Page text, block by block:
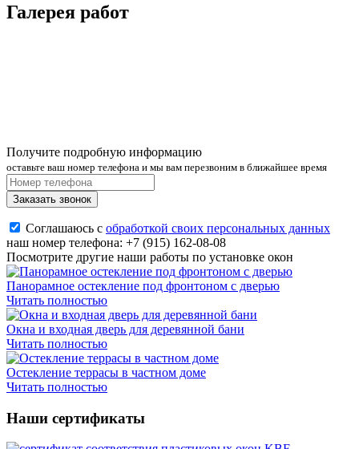
Галерея работ
Получите подробную информацию
оставьте ваш номер телефона и мы вам перезвоним в ближайшее время
Заказать звонок
Соглашаюсь с обработкой своих персональных данных
наш номер телефона: +7 (915) 162-08-08
Посмотрите другие наши работы по установке окон
Панорамное остекление под фронтоном с дверью
Читать полностью
Окна и входная дверь для деревянной бани
Читать полностью
Остекление террасы в частном доме
Читать полностью
Наши сертификаты